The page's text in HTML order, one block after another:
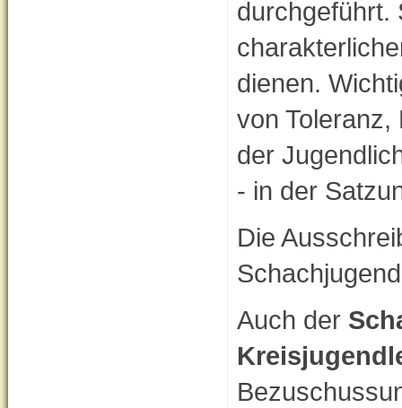
durchgeführt.
dienen.
von Toleranz,
der
- in der
Die
Auch der